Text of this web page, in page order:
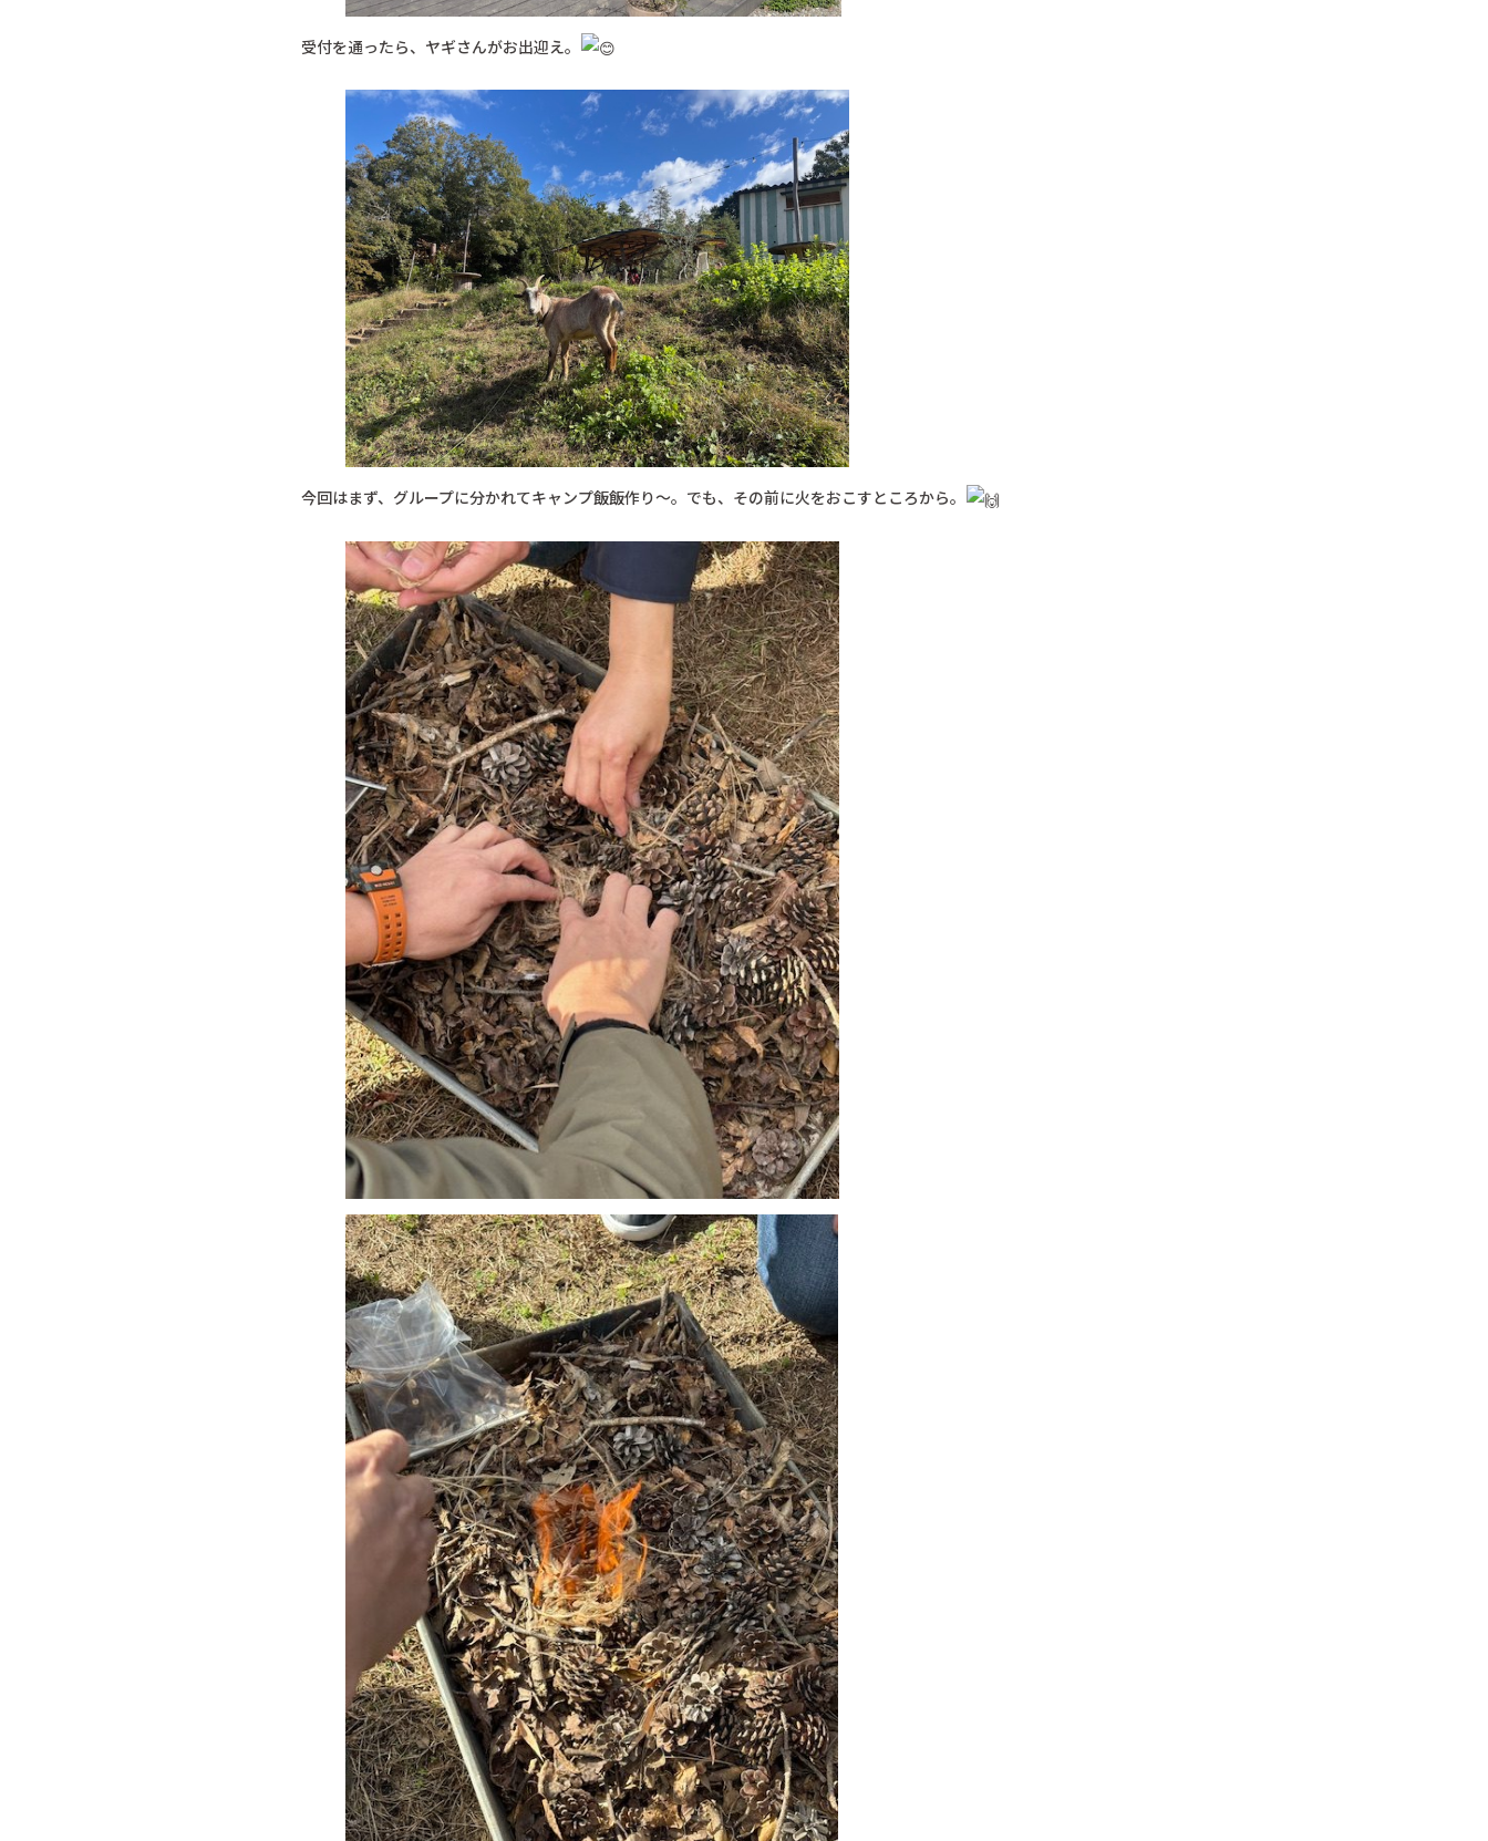
受付を通ったら、ヤギさんがお出迎え。
今回はまず、グループに分かれてキャンプ飯飯作り～。でも、その前に火をおこすところから。